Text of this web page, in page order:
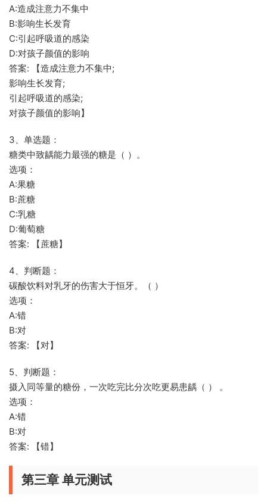
A:造成注意力不集中
B:影响生长发育
C:引起呼吸道的感染
D:对孩子颜值的影响
答案: 【造成注意力不集中;
影响生长发育;
引起呼吸道的感染;
对孩子颜值的影响】
3、单选题：
糖类中致龋能力最强的糖是（ ）。
选项：
A:果糖
B:蔗糖
C:乳糖
D:葡萄糖
答案: 【蔗糖】
4、判断题：
碳酸饮料对乳牙的伤害大于恒牙。（ ）
选项：
A:错
B:对
答案: 【对】
5、判断题：
摄入同等量的糖份，一次吃完比分次吃更易患龋（ ） 。
选项：
A:错
B:对
答案: 【错】
第三章 单元测试